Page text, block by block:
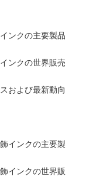
ンクの主要製品
ンクの世界販売
および最新動向
インクの主要製
インクの世界販